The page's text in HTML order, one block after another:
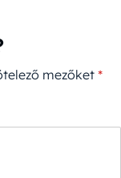
mezőket*